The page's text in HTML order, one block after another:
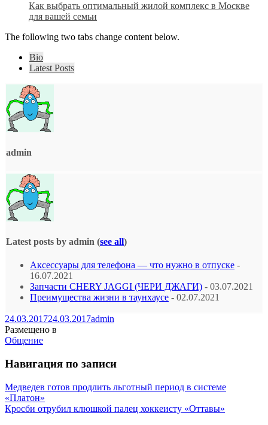
Как выбрать оптимальный жилой комплекс в Москве
для вашей семьи
The following two tabs change content below.
Bio
Latest Posts
admin
Latest posts by admin (see all)
Аксессуары для телефона — что нужно в отпуске -
16.07.2021
Запчасти CHERY JAGGI (ЧЕРИ ДЖАГИ) - 03.07.2021
Преимущества жизни в таунхаусе - 02.07.2021
24.03.201724.03.2017admin
Размещено в
Общение
Навигация по записи
Медведев готов продлить льготный период в системе
«Платон»
Кросби отрубил клюшкой палец хоккеисту «Оттавы»